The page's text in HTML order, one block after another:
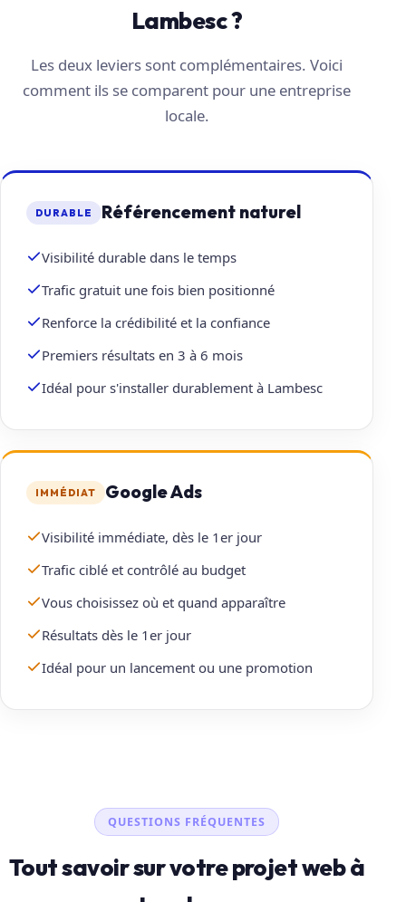
Lambesc ?
Les deux leviers sont complémentaires. Voici
comment ils se comparent pour une entreprise
locale.
DURABLE Référencement naturel
Visibilité durable dans le temps
Trafic gratuit une fois bien positionné
Renforce la crédibilité et la confiance
Premiers résultats en 3 à 6 mois
Idéal pour s'installer durablement à Lambesc
IMMÉDIAT Google Ads
Visibilité immédiate, dès le 1er jour
Trafic ciblé et contrôlé au budget
Vous choisissez où et quand apparaître
Résultats dès le 1er jour
Idéal pour un lancement ou une promotion
QUESTIONS FRÉQUENTES
Tout savoir sur votre projet web à